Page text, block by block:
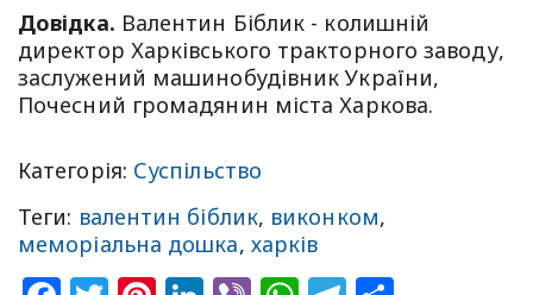
Довідка. Валентин Біблик - колишній
директор Харківського тракторного заводу,
заслужений машинобудівник України,
Почесний громадянин міста Харкова.
Категорія: Суспільство
Теги: валентин біблик, виконком,
меморіальна дошка, харків